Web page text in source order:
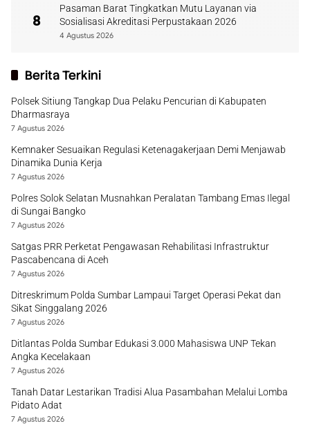
8
Pasaman Barat Tingkatkan Mutu Layanan via
Sosialisasi Akreditasi Perpustakaan 2026
4 Agustus 2026
Berita Terkini
Polsek Sitiung Tangkap Dua Pelaku Pencurian di Kabupaten
Dharmasraya
7 Agustus 2026
Kemnaker Sesuaikan Regulasi Ketenagakerjaan Demi Menjawab
Dinamika Dunia Kerja
7 Agustus 2026
Polres Solok Selatan Musnahkan Peralatan Tambang Emas Ilegal
di Sungai Bangko
7 Agustus 2026
Satgas PRR Perketat Pengawasan Rehabilitasi Infrastruktur
Pascabencana di Aceh
7 Agustus 2026
Ditreskrimum Polda Sumbar Lampaui Target Operasi Pekat dan
Sikat Singgalang 2026
7 Agustus 2026
Ditlantas Polda Sumbar Edukasi 3.000 Mahasiswa UNP Tekan
Angka Kecelakaan
7 Agustus 2026
Tanah Datar Lestarikan Tradisi Alua Pasambahan Melalui Lomba
Pidato Adat
7 Agustus 2026